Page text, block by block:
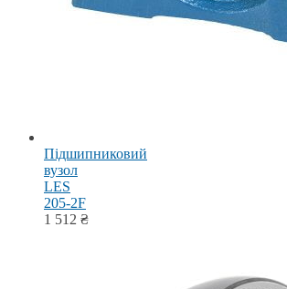
Підшипниковий
вузол
LES
205-2F
1 512 ₴